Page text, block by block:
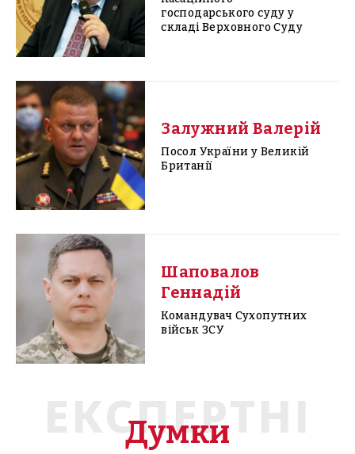
господарського суду у
складі Верховного Суду
Залужний Валерій
Посол України у Великій
Британії
Шаповалов
Геннадій
Командувач Сухопутних
військ ЗСУ
ЕКСПЕРТНІ
Думки